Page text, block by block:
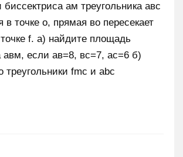
ам треугольника авс
в точке о, прямая во пересекает
f. а) найдите площадь
авм, если ав=8, вс=7, ас=6 б)
треугольники fmc и abc